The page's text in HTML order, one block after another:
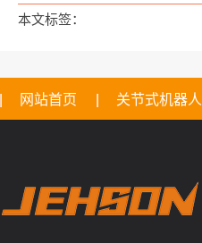
本文标签：
网站首页 关节式机器人